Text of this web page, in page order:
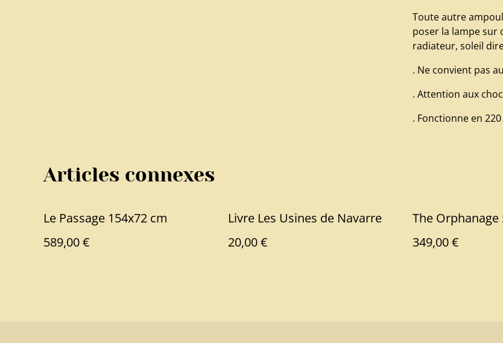
Toute autre
poser la lampe sur
radiateur, soleil
. Ne convient pas
. Attention aux
. Fonctionne en
Articles connexes
Le Passage 154x72 cm
589,00 €
Livre Les Usines de Navarre
20,00 €
The Orphanage
349,00 €